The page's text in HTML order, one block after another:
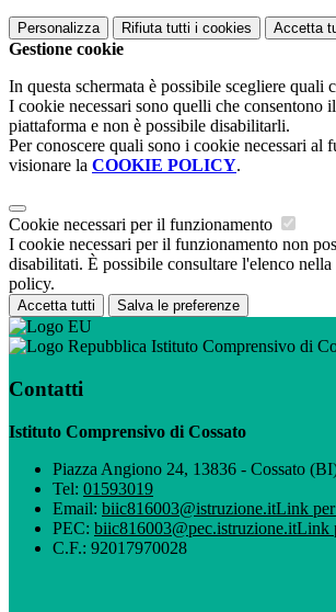
Personalizza Rifiuta tutti i cookies Accetta
Gestione cookie
In questa schermata è possibile scegliere quali
I cookie necessari sono quelli che consentono
piattaforma e non è possibile disabilitarli.
Per conoscere quali sono i cookie necessari al
visionare la COOKIE POLICY.
Cookie necessari per il funzionamento
I cookie necessari per il funzionamento non
disabilitati. È possibile consultare l'elenco
policy.
Accetta tutti Salva le preferenze
Istituto Comprensivo di
Contatti
Istituto Comprensivo di Cossato
Piazza Angiono 24, 13836 - Cossato
Tel: 01593019
Email: biic816003@istruzione.itLink
PEC: biic816003@pec.istruzione.itLink
C.F.: 92017970028